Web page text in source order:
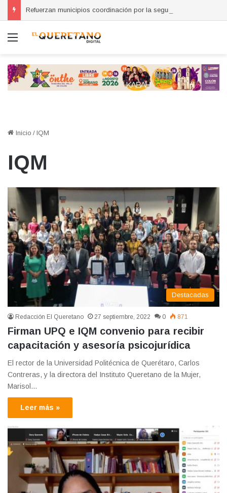
Menú
Inicio / IQM
IQM
Destacadas
Redacción El Queretano 27 septiembre, 2022 0 871
Firman UPQ e IQM convenio para recibir
capacitación y asesoría psicojurídica
El rector de la Universidad Politécnica de Querétaro, Carlos
Contreras, y la directora del Instituto Queretano de la Mujer,
Marisol…
Leer más »